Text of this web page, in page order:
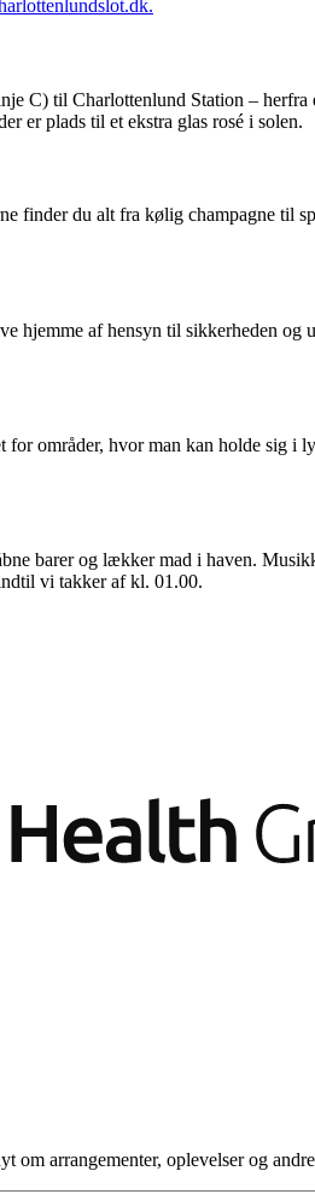
C) til Charlottenlund Station –
er plads til et ekstra glas rosé i solen.
finder du alt fra kølig champagne til
af hensyn til sikkerheden og
områder, hvor man kan holde sig
barer og lækker mad i haven.
vi takker af kl. 01.00.
arrangementer, oplevelser og